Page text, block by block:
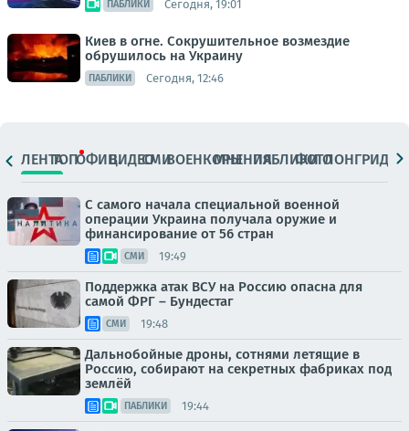
ПАБЛИКИ Сегодня, 19:01
Киев в огне. Сокрушительное возмездие
обрушилось на Украину
ПАБЛИКИ Сегодня, 12:46
ЛЕНТАТОПОФИЦ.ВИДЕОСМИВОЕНКОРЫМНЕНИЯПАБЛИКИ
ФОТОЛОНГРИДЫ
С самого начала специальной военной
операции Украина получала оружие и
финансирование от 56 стран
СМИ 19:49
Поддержка атак ВСУ на Россию опасна для
самой ФРГ – Бундестаг
СМИ 19:48
Дальнобойные дроны, сотнями летящие в
Россию, собирают на секретных фабриках под
землёй
ПАБЛИКИ 19:44